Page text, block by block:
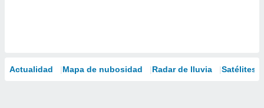
Actualidad Mapa de nubosidad Radar de lluvia Satélites